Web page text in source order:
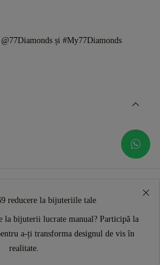
și #My77Diamonds
reducere la bijuteriile tale
la bijuterii lucrate manual? Participă la
a-ți transforma designul de vis în
realitate.